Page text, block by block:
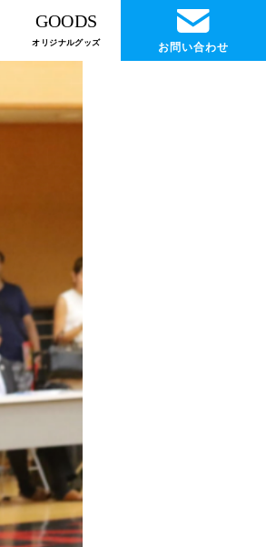
GOODS
オリジナルグッズ お問い合わせ